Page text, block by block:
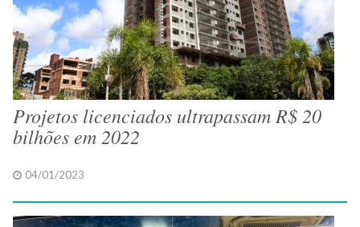
Projetos licenciados ultrapassam R$ 20
bilhões em 2022
04/01/2023